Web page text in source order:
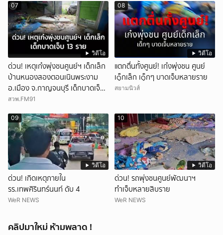
วิดีโอ
07
ด่วน! เหตุเก๋งพุ่งชนศูนย์ฯ เด็กเล็ก
บ้านหนองสองตอนเนินพระงาม
อ.เมือง จ.กาญจนบุรี เด็กบาดเจ็บ
13 ราย
สวพ.FM91
วิดีโอ
08
แตกตื่นทั้งศูนย์! เก๋งพุ่งชน ศูนย์
เ๑็กเล็ก เ๑็กๆ บาดเจ็บหลายราย
สยามนิวส์
วิดีโอ
09
ด่วน! เกิดเหตุภายใน
รร.เทพศิรินทร์นนท์ ดับ 4
WeR NEWS
วิดีโอ
10
ด่วน! รถพุ่งชนศูนย์พัฒนาฯ
ทำเจ็บหลายสิบราย
WeR NEWS
คลิปมาใหม่ ห้ามพลาด !